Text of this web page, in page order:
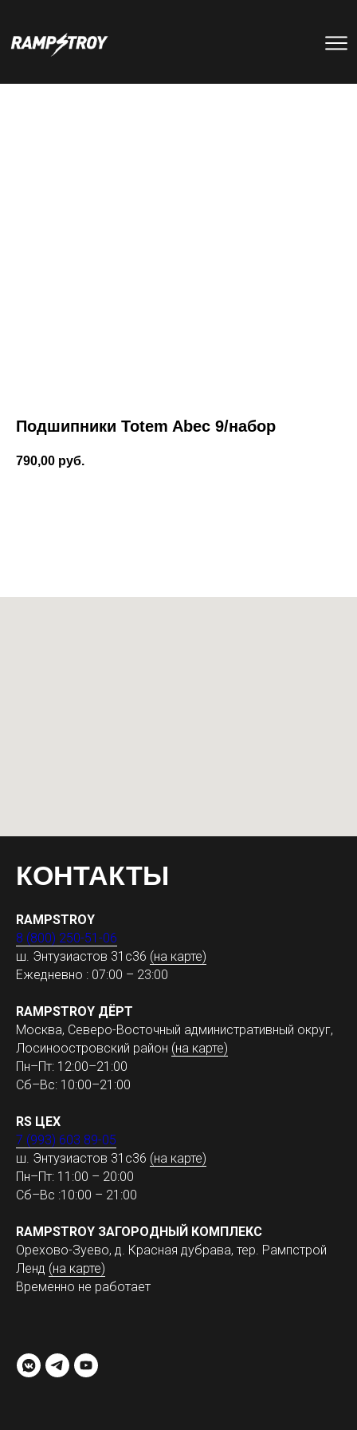
Подшипники Totem Abec 9/набор
790,00 руб.
КОНТАКТЫ
RAMPSTROY
8 (800) 250-51-06
ш. Энтузиастов 31с36 (на карте)
Ежедневно : 07:00 – 23:00
RAMPSTROY ДЁРТ
Москва, Северо-Восточный административный округ,
Лосиноостровский район (на карте)
Пн–Пт: 12:00–21:00
Сб–Вс: 10:00–21:00
RS ЦЕХ
7 (993) 603 89-05
ш. Энтузиастов 31с36 (на карте)
Пн–Пт: 11:00 – 20:00
Сб–Вс :10:00 – 21:00
RAMPSTROY ЗАГОРОДНЫЙ КОМПЛЕКС
Орехово-Зуево, д. Красная дубрава, тер. Рампстрой
Ленд (на карте)
Временно не работает